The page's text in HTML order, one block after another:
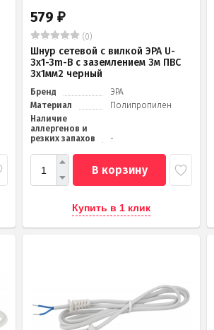
579 ₽
(0)
Шнур сетевой с вилкой ЭРА U-
3x1-3m-B с заземлением 3м ПВС
3x1мм2 черный
Бренд
ЭРА
Материал
Полипропилен
Наличие
аллергенов и
резких запахов
-
В корзину
Купить в 1 клик